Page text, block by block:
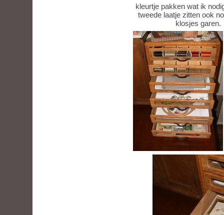
kleurtje pakken wat ik
tweede laatje zitten ook
klosjes garen.